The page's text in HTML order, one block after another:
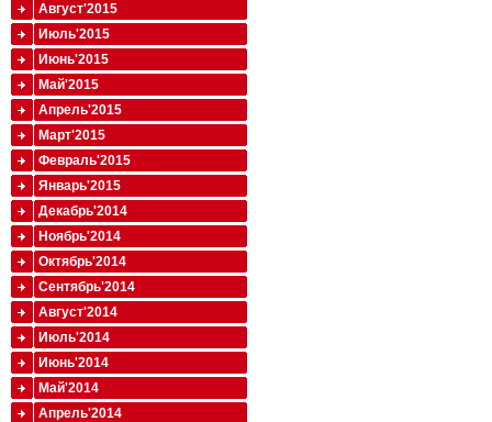
Август'2015
Июль'2015
Июнь'2015
Май'2015
Апрель'2015
Март'2015
Февраль'2015
Январь'2015
Декабрь'2014
Ноябрь'2014
Октябрь'2014
Сентябрь'2014
Август'2014
Июль'2014
Июнь'2014
Май'2014
Апрель'2014